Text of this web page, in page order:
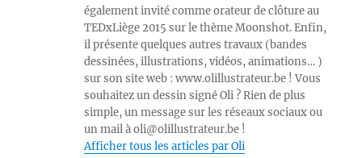
également invité comme orateur de clôture au
TEDxLiège 2015 sur le thème Moonshot. Enfin,
il présente quelques autres travaux (bandes
dessinées, illustrations, vidéos, animations… )
sur son site web : www.olillustrateur.be ! Vous
souhaitez un dessin signé Oli ? Rien de plus
simple, un message sur les réseaux sociaux ou
un mail à oli@olillustrateur.be !
Afficher tous les articles par Oli